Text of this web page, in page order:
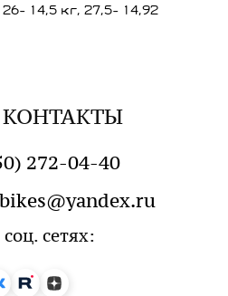
14,5 кг, 27,5- 14,92
272-04-40
сетях: